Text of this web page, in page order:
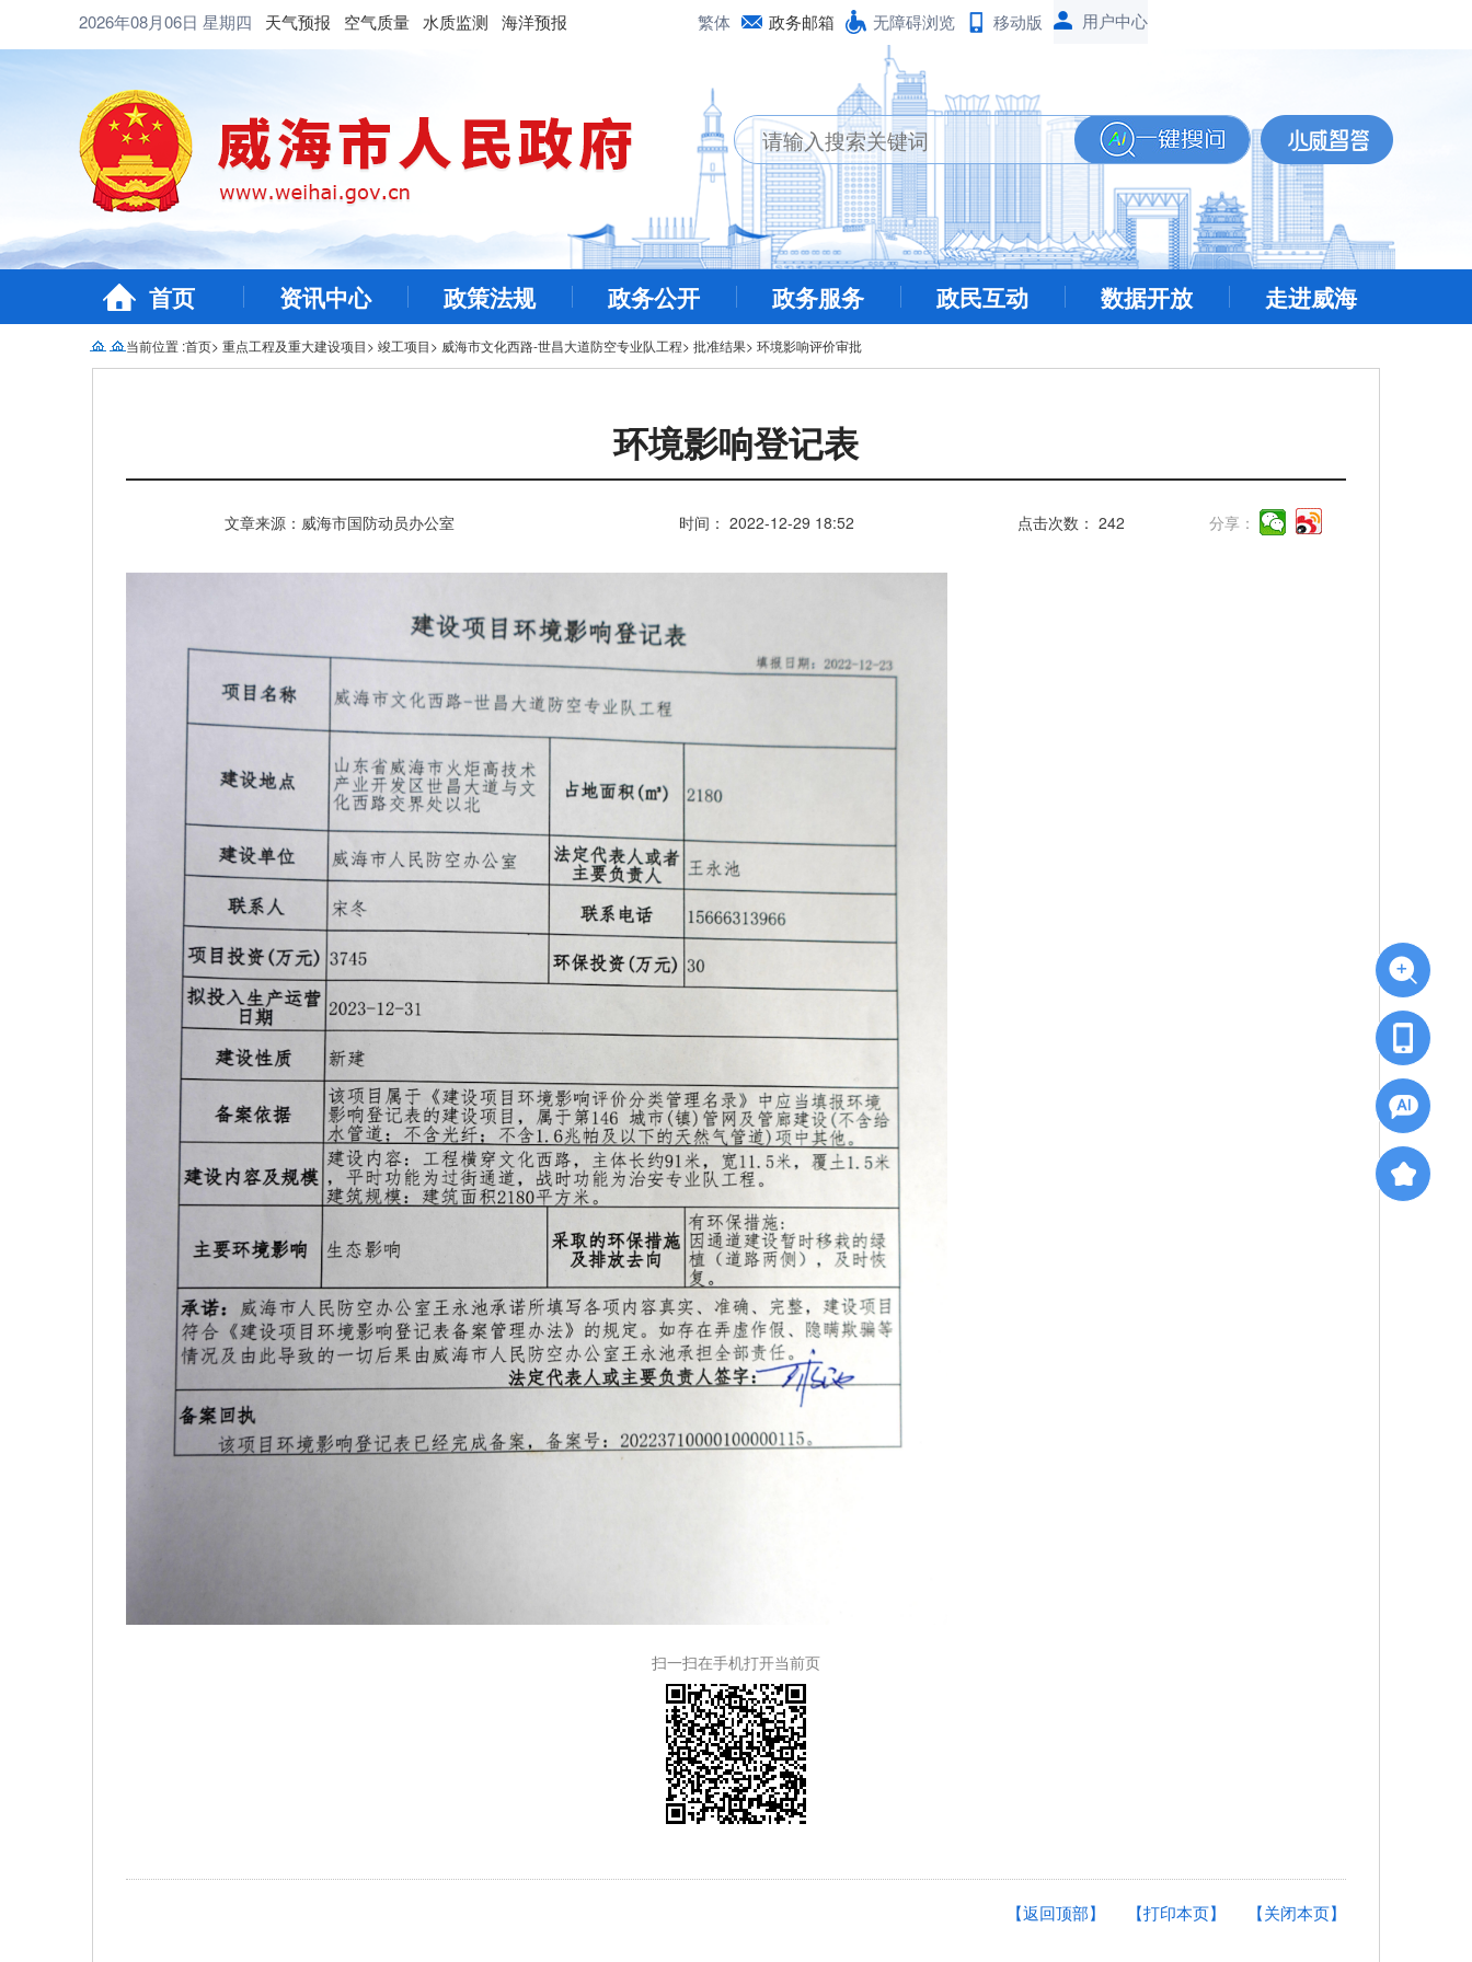
2026年08月06日 星期四 天气预报 空气质量 水质监测 海洋预报 繁体 政务邮箱 无障碍浏览 移动版
首页 资讯中心 政策法规 政务公开 政务服务 政民互动 数据开放 走进威海
当前位置 :首页> 重点工程及重大建设项目> 竣工项目> 威海市文化西路-世昌大道防空专业队工程> 批准结果> 环境影响评价审批
环境影响登记表
文章来源：威海市国防动员办公室 时间： 2022-12-29 18:52 点击次数：242 分享：
扫一扫在手机打开当前页
【关闭本页】
【打印本页】
【返回顶部】